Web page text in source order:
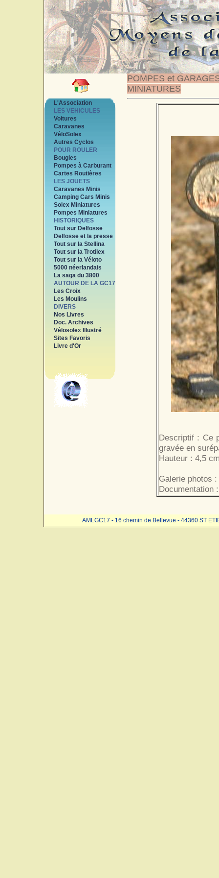
POMPES et
MINIATURES
L'Association
LES VEHICULES
Voitures
Caravanes
VéloSolex
Autres Cyclos
POUR ROULER
Bougies
Pompes à Carburant
Cartes Routières
LES JOUETS
Caravanes Minis
Camping Cars Minis
Solex Miniatures
Pompes Miniatures
HISTORIQUES
Tout sur Delfosse
Delfosse et la presse
Tout sur la Stellina
Tout sur la Trotilex
Tout sur la Véloto
5000 néerlandais
La saga du 3800
AUTOUR DE LA GC17
Les Croix
Les Moulins
DIVERS
Nos Livres
Doc. Archives
Vélosolex Illustré
Sites Favoris
Livre d'Or
Descriptif : Ce
gravée en
Hauteur : 4,5
Galerie photos :
Documentation :
AMLGC17 - 16 chemin de Bellevue - 44360 ST